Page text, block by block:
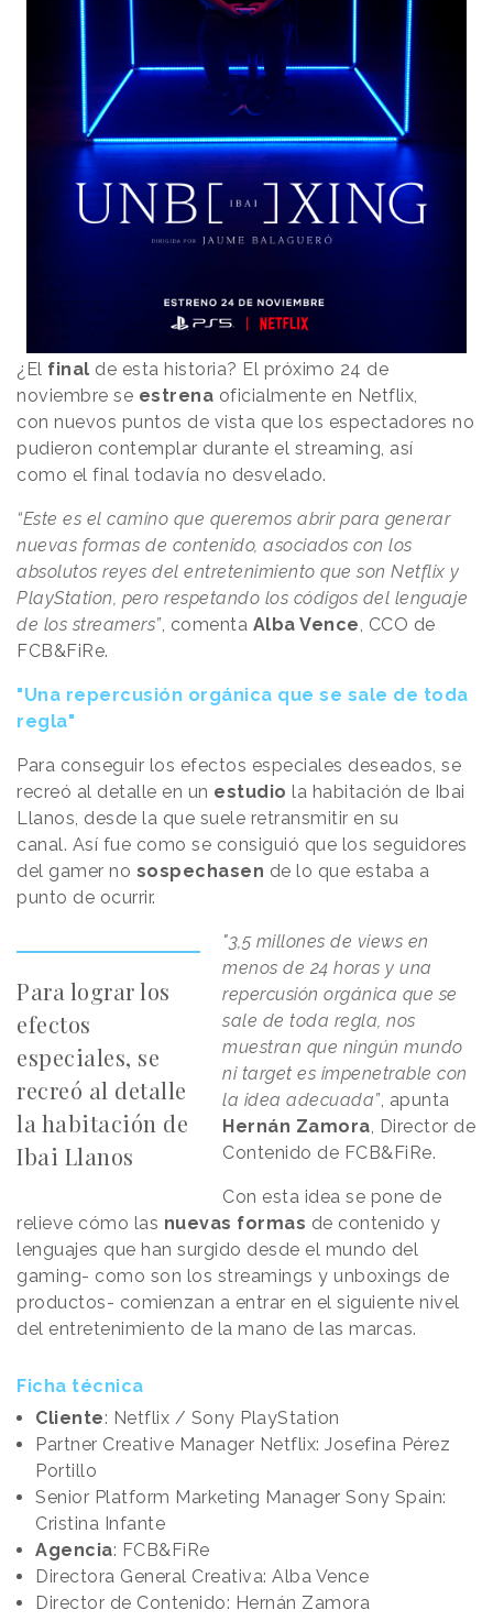
¿El final de esta historia? El próximo 24 de
noviembre se estrena oficialmente en Netflix,
con nuevos puntos de vista que los espectadores no
pudieron contemplar durante el streaming, así
como el final todavía no desvelado.
“Este es el camino que queremos abrir para generar
nuevas formas de contenido, asociados con los
absolutos reyes del entretenimiento que son Netflix y
PlayStation, pero respetando los códigos del lenguaje
de los streamers”, comenta Alba Vence, CCO de
FCB&FiRe.
"Una repercusión orgánica que se sale de toda
regla"
Para conseguir los efectos especiales deseados, se
recreó al detalle en un estudio la habitación de Ibai
Llanos, desde la que suele retransmitir en su
canal. Así fue como se consiguió que los seguidores
del gamer no sospechasen de lo que estaba a
punto de ocurrir.
Para lograr los
efectos
especiales, se
recreó al detalle
la habitación de
Ibai Llanos
"3,5 millones de views en
menos de 24 horas y una
repercusión orgánica que se
sale de toda regla, nos
muestran que ningún mundo
ni target es impenetrable con
la idea adecuada”, apunta
Hernán Zamora, Director de
Contenido de FCB&FiRe.
Con esta idea se pone de
relieve cómo las nuevas formas de contenido y
lenguajes que han surgido desde el mundo del
gaming- como son los streamings y unboxings de
productos- comienzan a entrar en el siguiente nivel
del entretenimiento de la mano de las marcas.
Ficha técnica
Cliente: Netflix / Sony PlayStation
Partner Creative Manager Netflix: Josefina Pérez
Portillo
Senior Platform Marketing Manager Sony Spain:
Cristina Infante
Agencia: FCB&FiRe
Directora General Creativa: Alba Vence
Director de Contenido: Hernán Zamora